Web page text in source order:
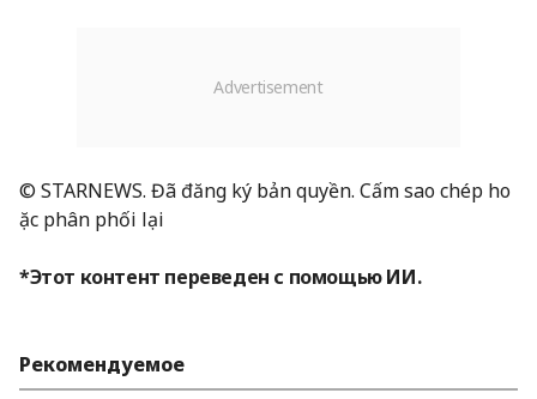
© STARNEWS. Đã đăng ký bản quyền. Cấm sao chép ho
ặc phân phối lại
*Этот контент переведен с помощью ИИ.
Рекомендуемое